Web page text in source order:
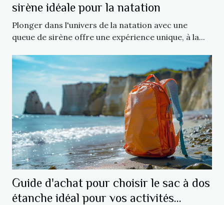
sirène idéale pour la natation
Plonger dans l'univers de la natation avec une
queue de sirène offre une expérience unique, à la...
Guide d'achat pour choisir le sac à dos
étanche idéal pour vos activités